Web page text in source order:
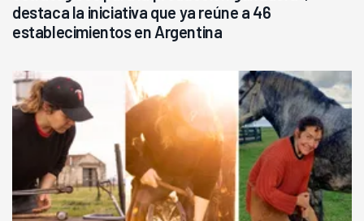
destaca la iniciativa que ya reúne a 46
establecimientos en Argentina